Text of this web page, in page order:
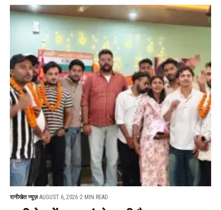
रानीखेत न्यूज़ AUGUST 6, 2026 2 MIN READ